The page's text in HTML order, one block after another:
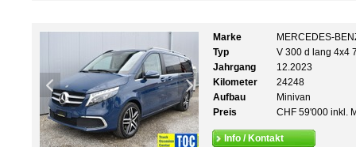
Marke
MERCEDES-
Typ
V 300 d lang 4x4
Jahrgang
12.2023
Kilometer
24248
Aufbau
Minivan
Preis
CHF 59'000 inkl.
Info / Kontakt